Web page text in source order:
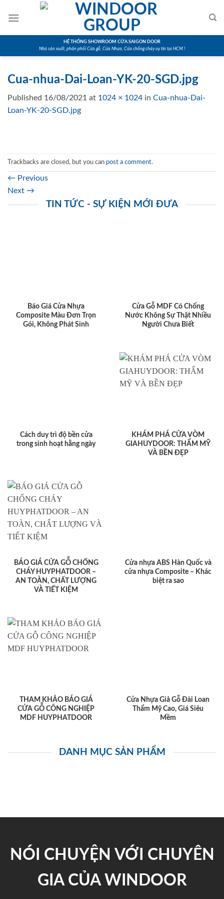
HỆ THỐNG SHOWROOM CỬA SAIGON DOOR
Nhà sản xuất, phân phối Cửa gỗ, Cửa Nhựa, Cửa chống cháy uy tín tại HCM !
Cua-nhua-Dai-Loan-YK-20-SGD.jpg
Published 16/08/2021 at 1024 × 1024 in Cua-nhua-Dai-
Loan-YK-20-SGD.jpg
Trackbacks are closed, but you can post a comment.
← Previous
Next →
TIN TỨC - SỰ KIỆN MỚI ĐƯA
Báo Giá Cửa Nhựa
Composite Màu Đơn Trọn
Gói, Không Phát Sinh
Cửa Gỗ MDF Có Chống
Nước Không Sự Thật Nhiều
Người Chưa Biết
Cách duy trì độ bền cửa
trong sinh hoạt hằng ngày
KHÁM PHÁ CỬA VÒM
GIAHUYDOOR: THẨM MỸ
VÀ BỀN ĐẸP
BÁO GIÁ CỬA GỖ CHỐNG
CHÁY HUYPHATDOOR –
AN TOÀN, CHẤT LƯỢNG
VÀ TIẾT KIỆM
Cửa nhựa ABS Hàn Quốc và
cửa nhựa Composite – Khác
biệt ra sao
THAM KHẢO BÁO GIÁ
CỬA GỖ CÔNG NGHIỆP
MDF HUYPHATDOOR
Cửa Nhựa Giả Gỗ Đài Loan
Thẩm Mỹ Cao, Giá Siêu
Mềm
DANH MỤC SẢN PHẨM
NÓI CHUYỆN VỚI CHUYÊN
GIA CỦA WINDOOR